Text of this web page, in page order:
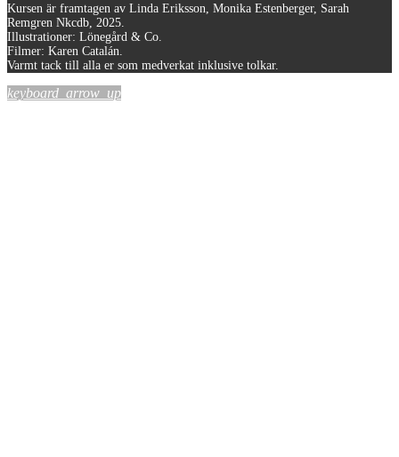
Kursen är framtagen av Linda Eriksson, Monika Estenberger, Sarah
Remgren Nkcdb, 2025.
Illustrationer: Lönegård & Co.
Filmer: Karen Catalán.
Varmt tack till alla er som medverkat inklusive tolkar.
keyboard_arrow_up